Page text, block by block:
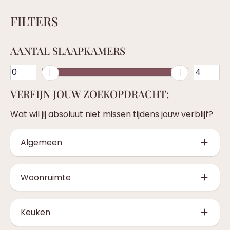
FILTERS
AANTAL SLAAPKAMERS
VERFIJN JOUW ZOEKOPDRACHT:
Wat wil jij absoluut niet missen tijdens jouw verblijf?
Algemeen
Gelijkvloers (3)
Met zicht op de bergen (11)
In het dorp (6)
Woonruimte
Keuken